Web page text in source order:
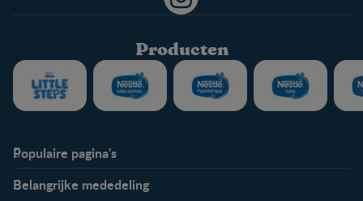
Producten
Populaire pagina's
Veelgestelde vragen
Belangrijke mededeling